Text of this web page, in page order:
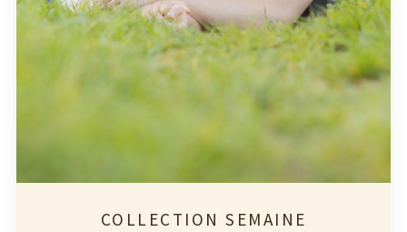
COLLECTION SEMAINE